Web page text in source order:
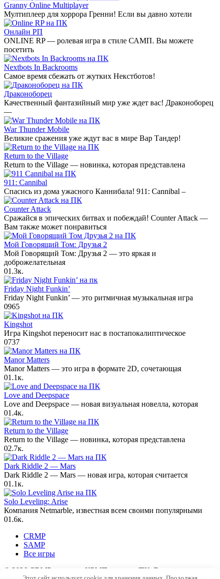
Granny Online Multiplayer
Мултиплеер для хоррора Гренни! Если вы давно хотели
Онлайн РП
ONLINE RP — ролевая игра в стиле САМП. Вы можете
посетить
Nextbots In Backrooms
Самое время сбежать от жутких Некстботов!
Драконоборец
Качественный фантазийный мир уже ждет вас! Драконоборец
—
War Thunder Mobile
Великие сражения уже ждут вас в мире Вар Тандер!
Return to the Village
Return to the Village — новинка, которая представлена
911: Cannibal
Спасись из дома ужасного Каннибала! 911: Cannibal –
Counter Attack
Сражайся в эпических битвах и побеждай! Counter Attack —
Вам также может понравиться
Мой Говорящий Том: Друзья 2
Мой Говорящий Том: Друзья 2 — это яркая и
доброжелательная
01.3к.
Friday Night Funkin’
Friday Night Funkin’ — это ритмичная музыкальная игра
0965
Kingshot
Игра Kingshot переносит нас в постапокалиптическое
0737
Manor Matters
Manor Matters — это игра в формате 2D, сочетающая
01.1к.
Love and Deepspace
Love and Deepspace — новая визуальная новелла, которая
01.4к.
Return to the Village
Return to the Village — новинка, которая представлена
02.7к.
Dark Riddle 2 — Mars
Dark Riddle 2 — Mars — новая игра, которая считается
01.1к.
Solo Leveling: Arise
Компания Netmarble, известная всем своими популярными
01.6к.
CRMP
SAMP
Все игры
© 2026 CRMP - лучшие КРМП игры на ПК. Все права